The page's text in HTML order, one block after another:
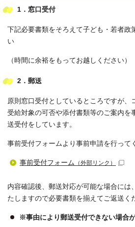
1．窓口受付
下記必要書類をそろえて子ども・若者政
い
（時間に余裕をもってお越しください）
2．郵送
原則窓口受付としているところですが、
受給対象の可否や添付書類等のご案内を
送受付をしています。
事前受付フォームより事前申請を行って
事前受付フォーム （外部リンク）
内容確認後、郵送対応が可能な場合には
たしますので必要書類を揃えてご返送く
※事由により郵送受付できない場合が